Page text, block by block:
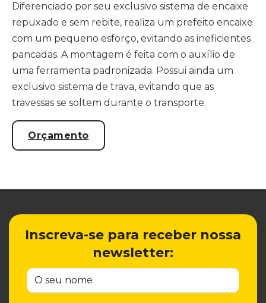
Diferenciado por seu exclusivo sistema de encaixe
repuxado e sem rebite, realiza um prefeito encaixe
com um pequeno esforço, evitando as ineficientes
pancadas. A montagem é feita com o auxílio de
uma ferramenta padronizada. Possui ainda um
exclusivo sistema de trava, evitando que as
travessas se soltem durante o transporte.
Orçamento
Inscreva-se para receber nossa
newsletter: